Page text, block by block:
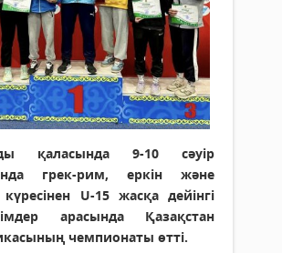
қаласында 9-10 сәуір
грек-рим, еркін және
U-15 жасқа дейінгі
арасында Қазақстан
чемпионаты өтті.